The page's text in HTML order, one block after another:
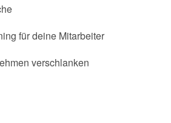
für deine Mitarbeiter
verschlanken